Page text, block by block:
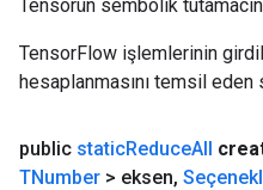
Tensörün sembolik
TensorFlow işlemlerinin
hesaplanmasını temsil eden
public staticReduceAll
TNumber > eksen,